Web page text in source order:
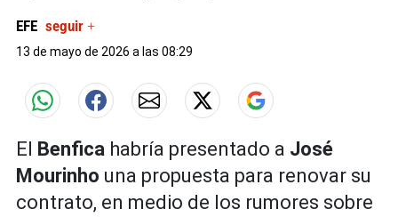
EFE seguir +
13 de mayo de 2026 a las 08:29
El Benfica habría presentado a José
Mourinho una propuesta para renovar su
contrato, en medio de los rumores sobre